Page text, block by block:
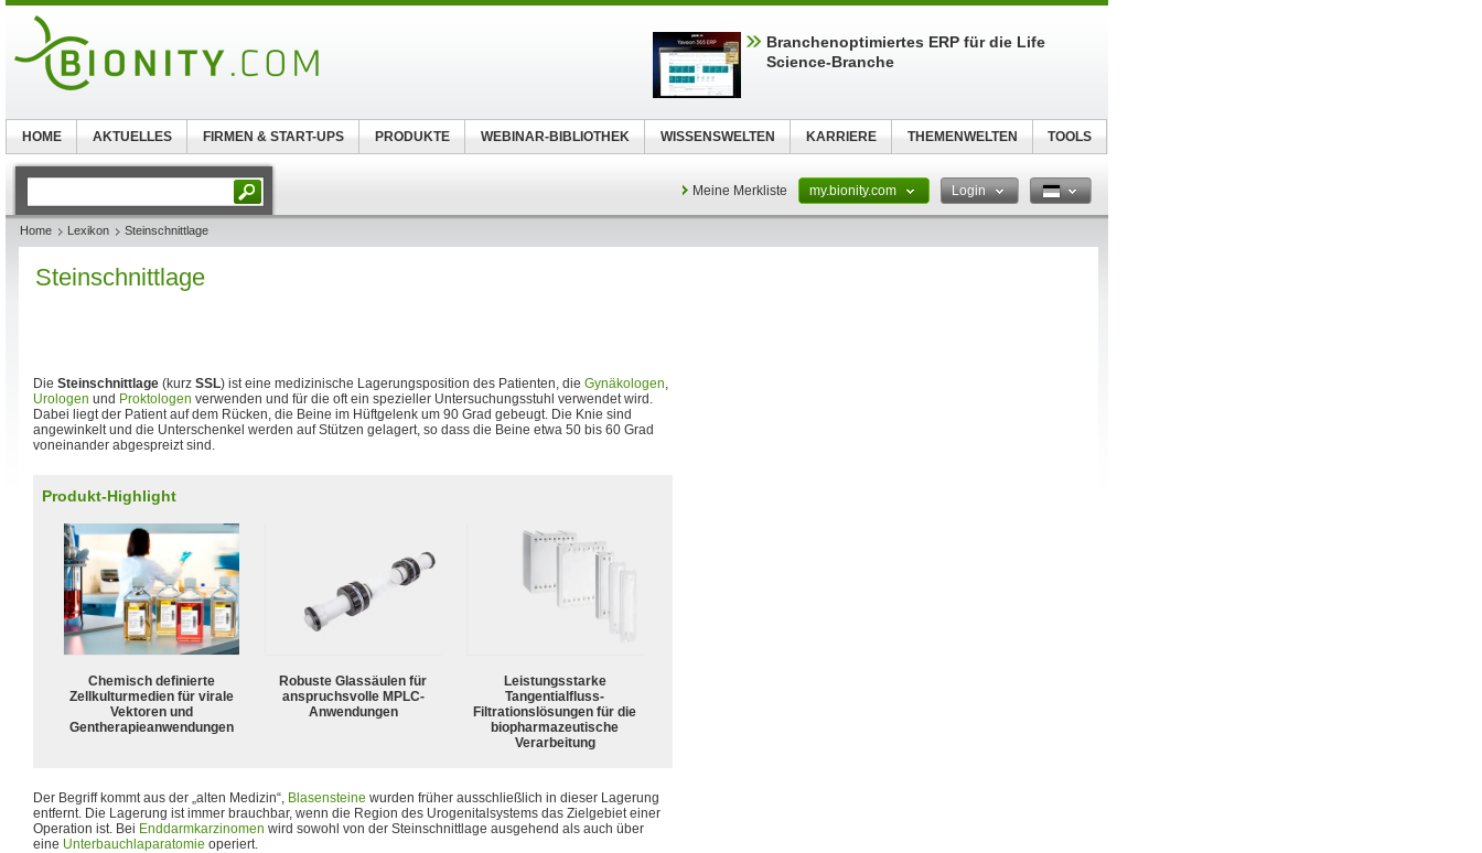
Meine Merkliste my.bionity.com Login
Home Lexikon Steinschnittlage
Steinschnittlage
Die Steinschnittlage (kurz SSL) ist eine medizinische Lagerungsposition des Patienten, die Gynäkologen,
Urologen und Proktologen verwenden und für die oft ein spezieller Untersuchungsstuhl verwendet wird.
Dabei liegt der Patient auf dem Rücken, die Beine im Hüftgelenk um 90 Grad gebeugt. Die Knie sind
angewinkelt und die Unterschenkel werden auf Stützen gelagert, so dass die Beine etwa 50 bis 60 Grad
voneinander abgespreizt sind.
Produkt-Highlight
Chemisch definierte
Zellkulturmedien für virale
Vektoren und
Gentherapieanwendungen
Robuste Glassäulen für
anspruchsvolle MPLC-
Anwendungen
Leistungsstarke
Tangentialfluss-
Filtrationslösungen für die
biopharmazeutische
Verarbeitung
Der Begriff kommt aus der „alten Medizin“, Blasensteine wurden früher ausschließlich in dieser Lagerung
entfernt. Die Lagerung ist immer brauchbar, wenn die Region des Urogenitalsystems das Zielgebiet einer
Operation ist. Bei Enddarmkarzinomen wird sowohl von der Steinschnittlage ausgehend als auch über
eine Unterbauchlaparatomie operiert.
Branchenoptimiertes ERP für die Life
Science-Branche
HOME AKTUELLES FIRMEN & START-UPS PRODUKTE WEBINAR-BIBLIOTHEK WISSENSWELTEN KARRIERE THEMENWELTEN TOOLS